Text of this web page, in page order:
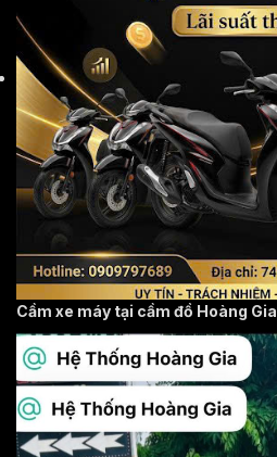
Cầm xe máy tại cầm đồ Hoàng Gia